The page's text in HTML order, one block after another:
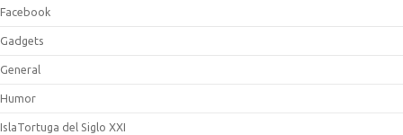
Facebook
Gadgets
General
Humor
IslaTortuga del Siglo XXI